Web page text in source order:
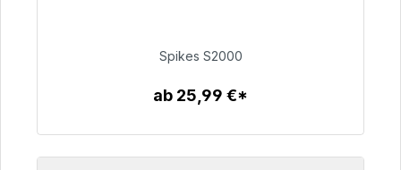
51,49 €
Spikes S2000
ab 25,99 €*